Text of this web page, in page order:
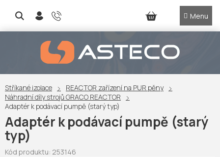
NÁKUPNÍ
KOŠÍK
Adaptér k podávací pumpě (starý
typ)
Kód produktu: 253146
Stříkané izolace
REACTOR zařízení na PUR pěny
Náhradní díly strojů GRACO REACTOR
Adaptér k podávací pumpě (starý typ)